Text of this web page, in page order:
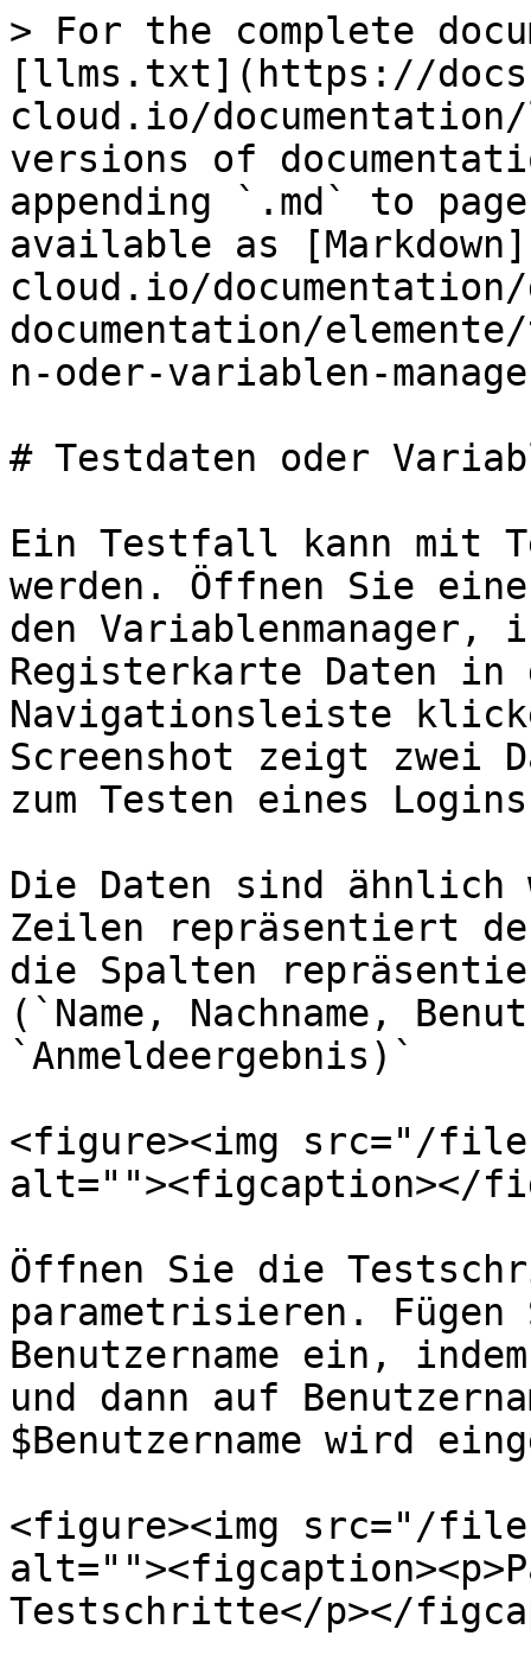
> For the complete
[llms.txt](https://
cloud.io/
versions of
appending `.md` to
available as
cloud.io/
documentation/
n-oder-variablen-
# Testdaten oder
Ein Testfall kann mit
werden. Öffnen Sie
den Variablenmanager,
Registerkarte Daten
Navigationsleiste
Screenshot zeigt zwei
zum Testen eines
Die Daten sind ähnlich
Zeilen repräsentiert
die Spalten
(`Name, Nachname,
`Anmeldeergebnis)`
<figure><img src="/files/
alt=""><figcaption></
Öffnen Sie die
parametrisieren.
Benutzername ein,
und dann auf
$Benutzername wird
<figure><img src="/files/
Testschritte</p></